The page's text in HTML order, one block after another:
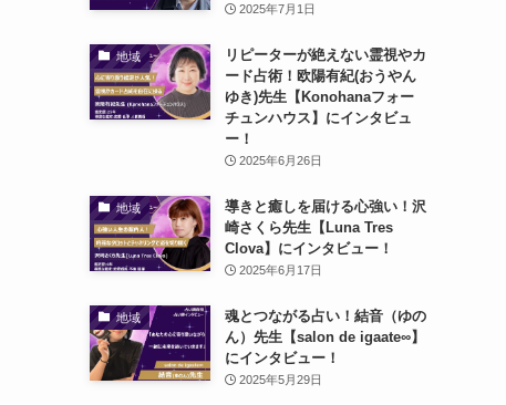
2025年7月1日
地域
リピーターが絶えない霊視やカ
ード占術！欧陽有紀(おうやん
ゆき)先生【Konohanaフォー
チュンハウス】にインタビュ
ー！
2025年6月26日
地域
導きと癒しを届ける心強い！沢
崎さくら先生【Luna Tres
Clova】にインタビュー！
2025年6月17日
地域
魂とつながる占い！結音（ゆの
ん）先生【salon de igaate∞】
にインタビュー！
2025年5月29日